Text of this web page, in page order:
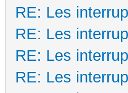
RE: Les
RE: Les
RE: Les
RE: Les